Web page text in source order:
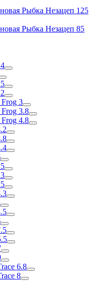
Рыбка Незацеп 125
Рыбка Незацеп 85
3
3.8
4.8
6.8
8